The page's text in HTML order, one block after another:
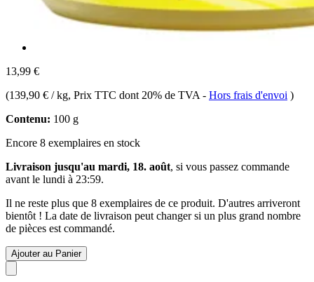
13,99 €
(139,90 € / kg, Prix TTC dont 20% de TVA - Hors frais d'envoi )
Contenu: 100 g
Encore 8 exemplaires en stock
Livraison jusqu'au mardi, 18. août, si vous passez commande
avant le lundi à 23:59.
Il ne reste plus que 8 exemplaires de ce produit. D'autres arriveront
bientôt ! La date de livraison peut changer si un plus grand nombre
de pièces est commandé.
Ajouter au Panier